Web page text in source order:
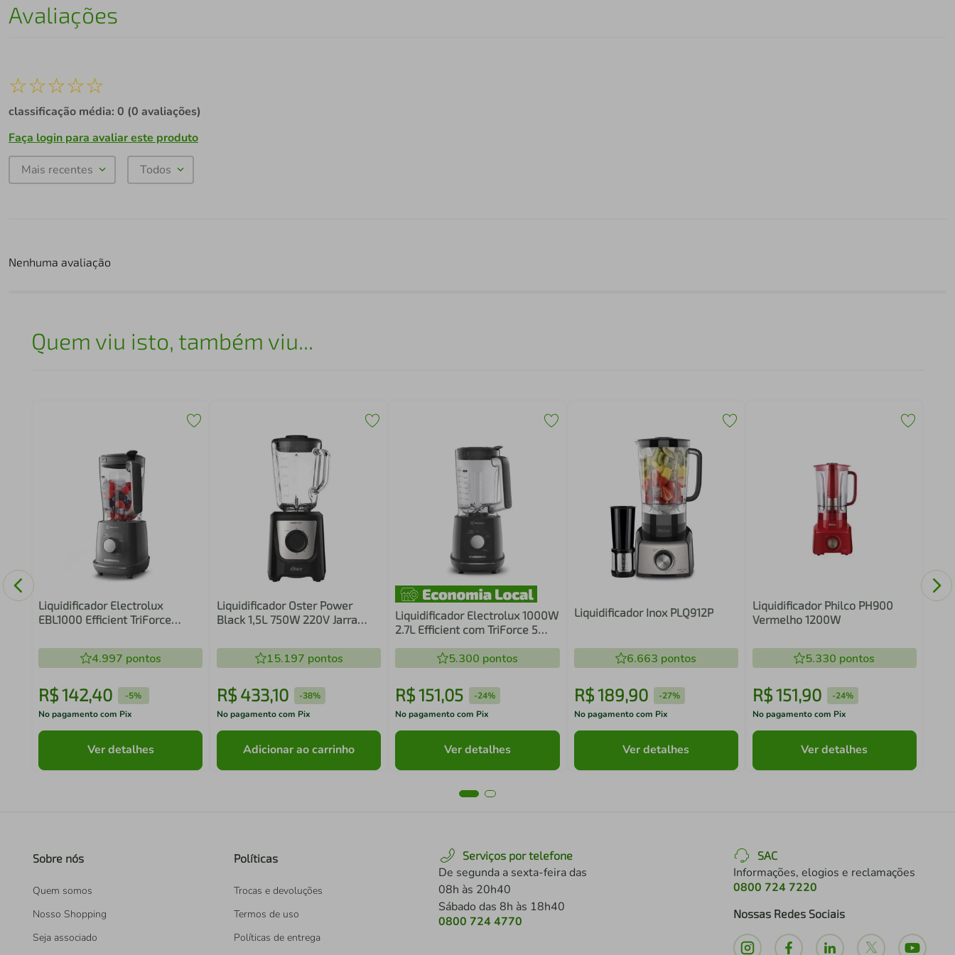
Avaliações
☆☆☆☆☆
classificação média: 0 (0 avaliações)
Faça login para avaliar este produto
Mais recentes Todos
Nenhuma avaliação
Quem viu isto, também viu...
Liquidificador Electrolux
EBL1000 Efficient TriForce
4.997 pontos
R$142,40 -5%
No pagamento com Pix
Ver detalhes
Liquidificador Oster Power
Black 1,5L 750W 220V Jarra
15.197 pontos
R$ 433,10 -38%
No pagamento com Pix
Adicionar ao carrinho
Liquidificador Electrolux 1000W
2.7L Efficient com TriForce 5
5.300 pontos
R$151,05 -24%
No pagamento com Pix
Ver detalhes
Liquidificador Inox PLQ912P
6.663 pontos
R$189,90 -27%
No pagamento com Pix
Ver detalhes
Liquidificador Philco PH900
Vermelho 1200W
5.330 pontos
R$151,90 -24%
No pagamento com Pix
Ver detalhes
Sobre nós
Quem somos
Nosso Shopping
Seja associado
Políticas
Trocas e devoluções
Termos de uso
Políticas de entrega
Serviços por telefone
De segunda a sexta-feira das
08h às 20h40
Sábado das 8h às 18h40
0800 724 4770
SAC
Informações, elogios e reclamações
0800 724 7220
Nossas Redes Sociais